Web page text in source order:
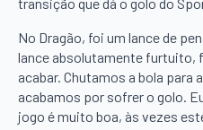
No Dragão, foi um lance de
lance absolutamente furtuito,
acabar. Chutamos a bola para
acabamos por sofrer o golo.
jogo é muito boa, às vezes